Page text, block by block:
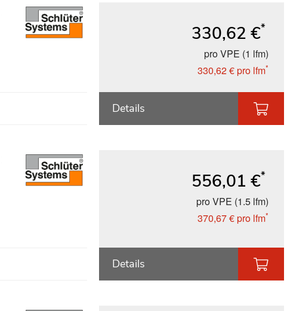
330,62 €*
pro VPE (1 lfm)
330,62 €pro lfm*
Details
556,01 €*
pro VPE (1.5 lfm)
370,67 €pro lfm*
Details